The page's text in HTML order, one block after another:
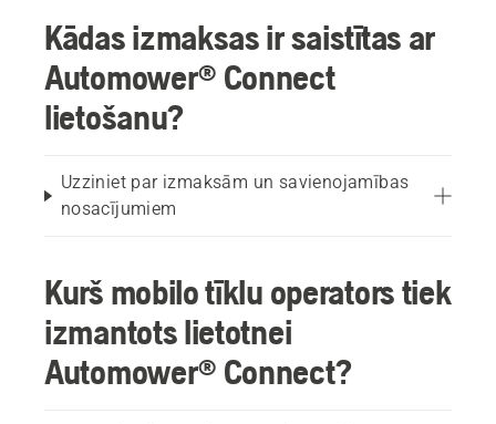
Kādas izmaksas ir saistītas ar
Automower® Connect
lietošanu?
Uzziniet par izmaksām un savienojamības
nosacījumiem
Kurš mobilo tīklu operators tiek
izmantots lietotnei
Automower® Connect?